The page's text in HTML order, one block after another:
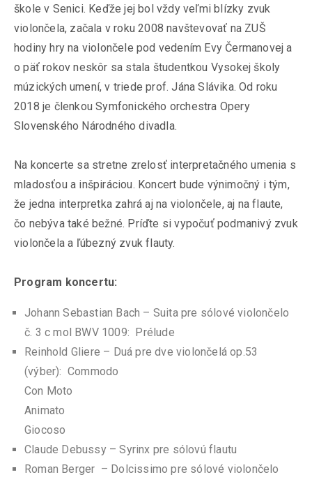
škole v Senici. Keďže jej bol vždy veľmi blízky zvuk
violončela, začala v roku 2008 navštevovať na ZUŠ
hodiny hry na violončele pod vedením Evy Čermanovej a
o päť rokov neskôr sa stala študentkou Vysokej školy
múzických umení, v triede prof. Jána Slávika. Od roku
2018 je členkou Symfonického orchestra Opery
Slovenského Národného divadla.
Na koncerte sa stretne zrelosť interpretačného umenia s
mladosťou a inšpiráciou. Koncert bude výnimočný i tým,
že jedna interpretka zahrá aj na violončele, aj na flaute,
čo nebýva také bežné. Príďte si vypočuť podmanivý zvuk
violončela a ľúbezný zvuk flauty.
Program koncertu:
Johann Sebastian Bach – Suita pre sólové violončelo
č. 3 c mol BWV 1009: Prélude
Reinhold Gliere – Duá pre dve violončelá op.53
(výber): Commodo
Con Moto
Animato
Giocoso
Claude Debussy – Syrinx pre sólovú flautu
Roman Berger – Dolcissimo pre sólové violončelo